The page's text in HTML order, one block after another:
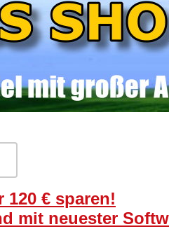
120 € sparen!
mit neuester